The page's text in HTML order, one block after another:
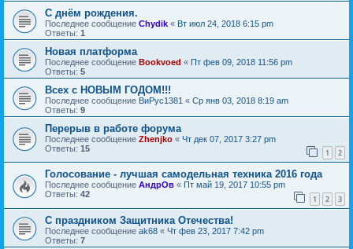
С днём рождения.
Последнее сообщение Chydik « Вт июл 24, 2018 6:15 pm
Ответы: 1
Новая платформа
Последнее сообщение Bookvoed « Пт фев 09, 2018 11:56 pm
Ответы: 5
Всех с НОВЫМ ГОДОМ!!!
Последнее сообщение ВиРус1381 « Ср янв 03, 2018 8:19 am
Ответы: 9
Перерыв в работе форума
Последнее сообщение Zhenjko « Чт дек 07, 2017 3:27 pm
Ответы: 15 1 2
Голосование - лучшая самодельная техника 2016 года
Последнее сообщение АндрОв « Пт май 19, 2017 10:55 pm
Ответы: 42 1 2 3
С праздником Защитника Отечества!
Последнее сообщение ak68 « Чт фев 23, 2017 7:42 pm
Ответы: 7